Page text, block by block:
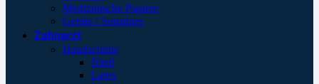
Medizinische Papiere
Geräte / Sonstiges
Zahnarzt
Handschuhe
Nitril
Latex